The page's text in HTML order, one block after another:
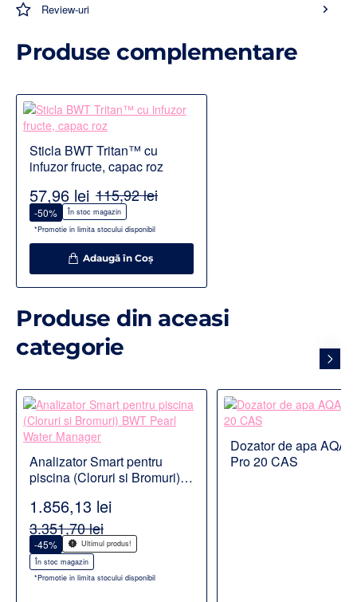
Review-uri
Produse complementare
Sticla BWT Tritan™ cu
infuzor fructe, capac roz
În stoc magazin
*Promotie in limita stocului disponibil
-50%
57,96 lei 115,92 lei
Adaugă în Coş
Produse din aceasi
categorie
Analizator Smart pentru
piscina (Cloruri si Bromuri)
Ultimul produs!
În stoc magazin
*Promotie in limita stocului disponibil
-45%
1.856,13 lei
3.351,70 lei
Disponibil la comanda
Dozator de apa AQA
Pro 20 CAS